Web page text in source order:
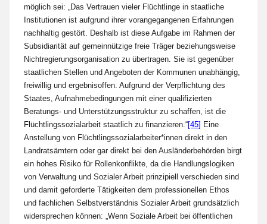
möglich sei: „Das Vertrauen vieler Flüchtlinge in staatliche
Institutionen ist aufgrund ihrer vorangegangenen Erfahrungen
nachhaltig gestört. Deshalb ist diese Aufgabe im Rahmen der
Subsidiarität auf gemeinnützige freie Träger beziehungsweise
Nichtregierungsorganisation zu übertragen. Sie ist gegenüber
staatlichen Stellen und Angeboten der Kommunen unabhängig,
freiwillig und ergebnisoffen. Aufgrund der Verpflichtung des
Staates, Aufnahmebedingungen mit einer qualifizierten
Beratungs- und Unterstützungsstruktur zu schaffen, ist die
Flüchtlingssozialarbeit staatlich zu finanzieren.“[45] Eine
Anstellung von Flüchtlingssozialarbeiter*innen direkt in den
Landratsämtern oder gar direkt bei den Ausländerbehörden birgt
ein hohes Risiko für Rollenkonflikte, da die Handlungslogiken
von Verwaltung und Sozialer Arbeit prinzipiell verschieden sind
und damit geforderte Tätigkeiten dem professionellen Ethos
und fachlichen Selbstverständnis Sozialer Arbeit grundsätzlich
widersprechen können: „Wenn Soziale Arbeit bei öffentlichen